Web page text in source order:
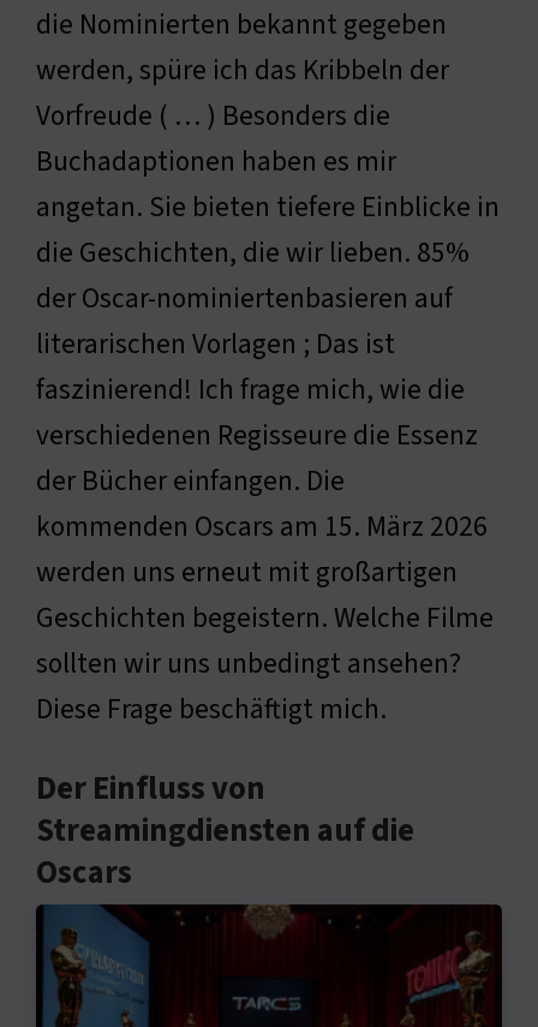
die Nominierten bekannt gegeben
werden, spüre ich das Kribbeln der
Vorfreude ( … ) Besonders die
Buchadaptionen haben es mir
angetan. Sie bieten tiefere Einblicke in
die Geschichten, die wir lieben. 85%
der Oscar-nominiertenbasieren auf
literarischen Vorlagen ; Das ist
faszinierend! Ich frage mich, wie die
verschiedenen Regisseure die Essenz
der Bücher einfangen. Die
kommenden Oscars am 15. März 2026
werden uns erneut mit großartigen
Geschichten begeistern. Welche Filme
sollten wir uns unbedingt ansehen?
Diese Frage beschäftigt mich.
Der Einfluss von
Streamingdiensten auf die
Oscars